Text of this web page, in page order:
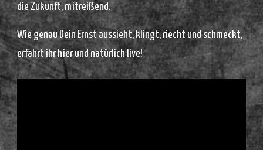
die Zukunft, mitreißend.
Wie genau Dein Ernst aussieht, klingt, riecht und schmeckt,
erfahrt ihr hier und natürlich live!